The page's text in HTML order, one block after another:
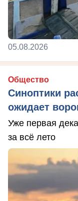
05.08.2026
Общество
Синоптики
ожидает
Уже первая
за всё лето